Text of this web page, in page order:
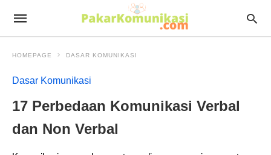
HOMEPAGE DASAR KOMUNIKASI
Dasar Komunikasi
17 Perbedaan Komunikasi Verbal
dan Non Verbal